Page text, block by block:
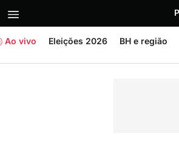
Ao vivo Eleições 2026 BH e região